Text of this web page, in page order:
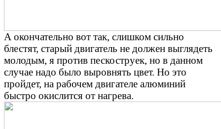
А окончательно вот так, слишком сильно
блестят, старый двигатель не должен выглядеть
молодым, я против пескоструек, но в данном
случае надо было выровнять цвет. Но это
пройдет, на рабочем двигателе алюминий
быстро окислится от нагрева.